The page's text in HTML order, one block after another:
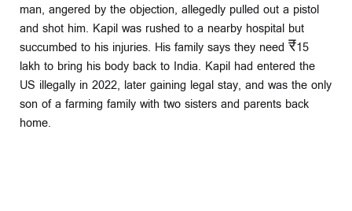
man, angered by the objection, allegedly pulled out a pistol
and shot him. Kapil was rushed to a nearby hospital but
succumbed to his injuries. His family says they need ₹15
lakh to bring his body back to India. Kapil had entered the
US illegally in 2022, later gaining legal stay, and was the only
son of a farming family with two sisters and parents back
home.